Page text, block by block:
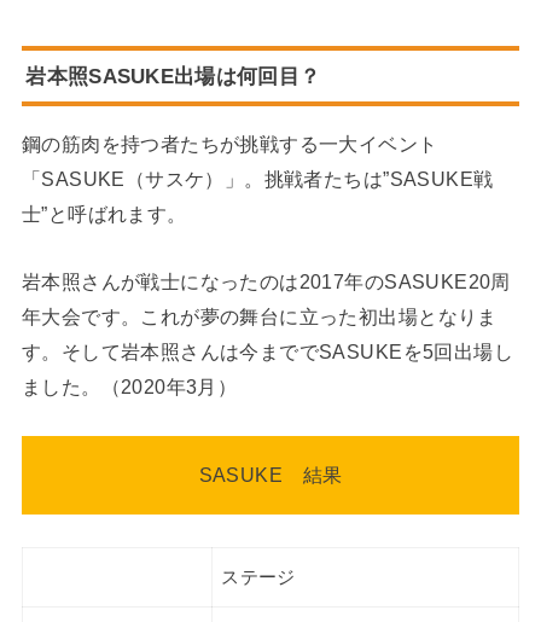
岩本照SASUKE出場は何回目？
鋼の筋肉を持つ者たちが挑戦する一大イベント
「SASUKE（サスケ）」。挑戦者たちは”SASUKE戦
士”と呼ばれます。
岩本照さんが戦士になったのは2017年のSASUKE20周
年大会です。これが夢の舞台に立った初出場となりま
す。そして岩本照さんは今まででSASUKEを5回出場し
ました。（2020年3月）
SASUKE 結果
ステージ